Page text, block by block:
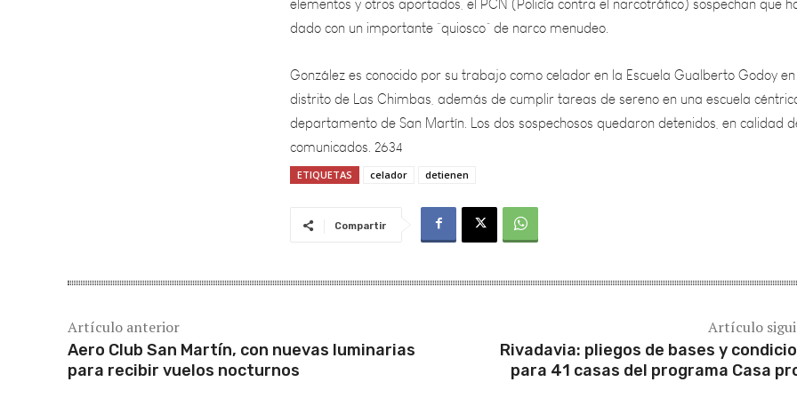
González es conocido por su trabajo como celador en la Escuela Gualberto Godoy en el
distrito de Las Chimbas, además de cumplir tareas de sereno en una escuela
departamento de San Martín. Los dos sospechosos quedaron detenidos, en
comunicados. 2634
ETIQUETAS celador detienen
Compartir
Artículo anterior
Aero Club San Martín, con nuevas luminarias
para recibir vuelos nocturnos
Artículo
Rivadavia: pliegos de bases y
para 41 casas del programa Casa